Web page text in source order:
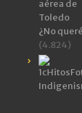
¿No
(4.824)